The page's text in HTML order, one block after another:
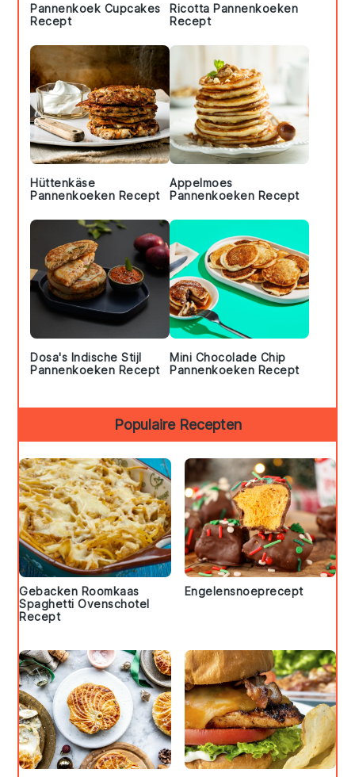
Pannenkoek Cupcakes
Recept
Ricotta Pannenkoeken
Recept
Hüttenkäse
Pannenkoeken Recept
Appelmoes
Pannenkoeken Recept
Dosa's Indische Stijl
Pannenkoeken Recept
Mini Chocolade Chip
Pannenkoeken Recept
Populaire Recepten
Gebacken Roomkaas
Spaghetti Ovenschotel
Recept
Engelensnoeprecept